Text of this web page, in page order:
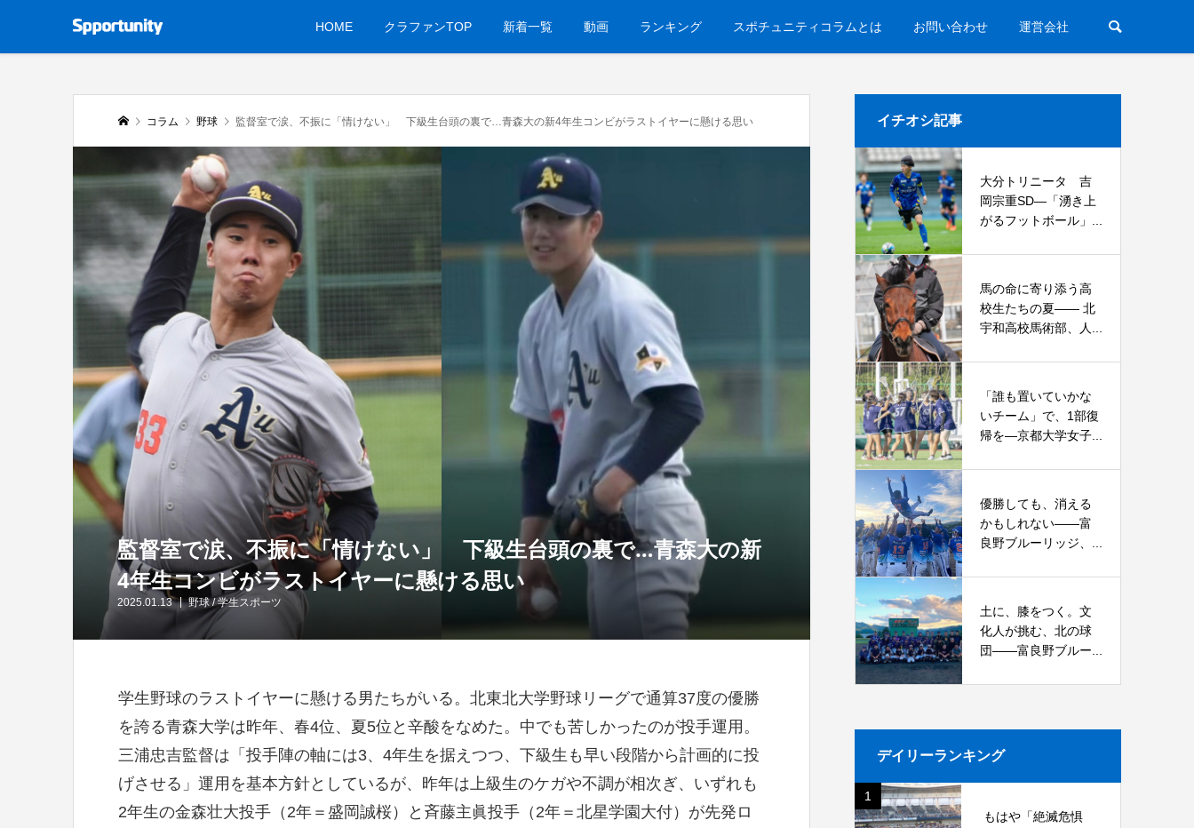
HOME クラファンTOP 新着一覧 動画 ランキング スポチュニティコラムとは お問い合わせ 運営会社
コラム 野球 監督室で涙、不振に「情けない」 下級生台頭の裏で…青森大の新4年生コンビがラストイヤーに懸ける思い
監督室で涙、不振に「情けない」 下級生台頭の裏で…青森大の新
4年生コンビがラストイヤーに懸ける思い
2025.01.13 野球/学生スポーツ
学生野球のラストイヤーに懸ける男たちがいる。北東北大学野球リーグで通算37度の優勝
を誇る青森大学は昨年、春4位、夏5位と辛酸をなめた。中でも苦しかったのが投手運用。
三浦忠吉監督は「投手陣の軸には3、4年生を据えつつ、下級生も早い段階から計画的に投
げさせる」運用を基本方針としているが、昨年は上級生のケガや不調が相次ぎ、いずれも
2年生の金森壮大投手（2年＝盛岡誠桜）と斉藤主眞投手（2年＝北星学園大付）が先発ロ
イチオシ記事
大分トリニータ 吉
岡宗重SD―「湧き上
がるフットボール」...
馬の命に寄り添う高
校生たちの夏—— 北
宇和高校馬術部、人...
「誰も置いていかな
いチーム」で、1部復
帰を―京都大学女子...
優勝しても、消える
かもしれない――富
良野ブルーリッジ、...
土に、膝をつく。文
化人が挑む、北の球
団――富良野ブルー...
デイリーランキング
1
もはや「絶滅危惧